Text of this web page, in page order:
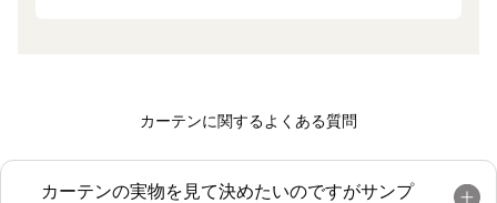
カーテンに関するよくある質問
カーテンの実物を見て決めたいのですがサンプ